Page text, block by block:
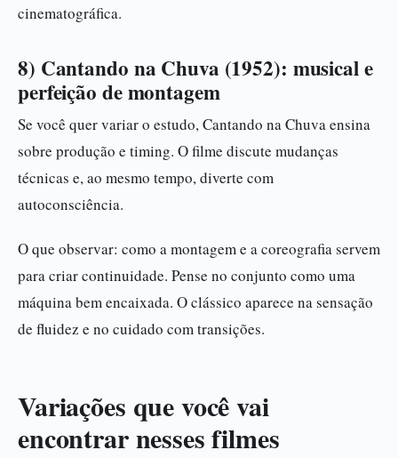
cinematográfica.
8) Cantando na Chuva (1952): musical e
perfeição de montagem
Se você quer variar o estudo, Cantando na Chuva ensina
sobre produção e timing. O filme discute mudanças
técnicas e, ao mesmo tempo, diverte com
autoconsciência.
O que observar: como a montagem e a coreografia servem
para criar continuidade. Pense no conjunto como uma
máquina bem encaixada. O clássico aparece na sensação
de fluidez e no cuidado com transições.
Variações que você vai
encontrar nesses filmes